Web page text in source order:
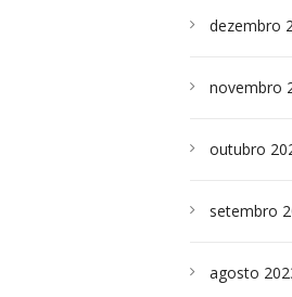
dezembro
novembro
outubro
setembro
agosto